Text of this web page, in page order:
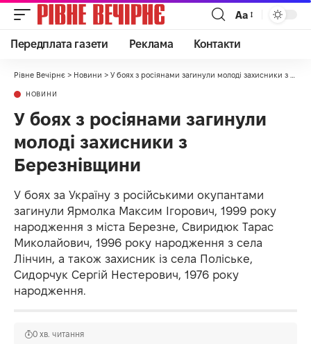
Аа
Передплата газети Реклама Контакти
Рівне Вечірнє > Новини > У боях з росіянами загинули молоді захисники з Березнівщини
НОВИНИ
У боях з росіянами загинули
молоді захисники з
Березнівщини
У боях за Україну з російськими окупантами
загинули Ярмолка Максим Ігорович, 1999 року
народження з міста Березне, Свиридюк Тарас
Миколайович, 1996 року народження з села
Лінчин, а також захисник із села Поліське,
Сидорчук Сергій Нестерович, 1976 року
народження.
0 хв. читання